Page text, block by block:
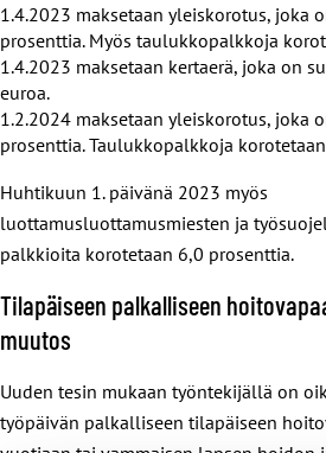
1.4.2023 maksetaan yleiskorotus, joka
prosenttia. Myös taulukkopalkkoja
1.4.2023 maksetaan kertaerä, joka on
euroa.​
1.2.2024 maksetaan yleiskorotus, joka
prosenttia. Taulukkopalkkoja
Huhtikuun 1. päivänä 2023 myös
luottamusluottamusmiesten ja
palkkioita korotetaan 6,0 prosenttia.​
Tilapäiseen palkalliseen
muutos
Uuden tesin mukaan työntekijällä on
työpäivän palkalliseen tilapäiseen